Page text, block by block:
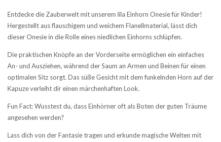
Entdecke die Zauberwelt mit unserem lila Einhorn Onesie für Kinder!
Hergestellt aus flauschigem und weichem Flanellmaterial, lässt dich
dieser Onesie in die Rolle eines niedlichen Einhorns schlüpfen.
Die praktischen Knöpfe an der Vorderseite ermöglichen ein einfaches
An- und Ausziehen, während der Saum an Armen und Beinen für einen
optimalen Sitz sorgt. Das süße Gesicht mit dem funkelnden Horn auf der
Kapuze verleiht dir einen märchenhaften Look.
Fun Fact: Wusstest du, dass Einhörner oft als Boten der guten Träume
angesehen werden?
Lass dich von der Fantasie tragen und erkunde magische Welten mit